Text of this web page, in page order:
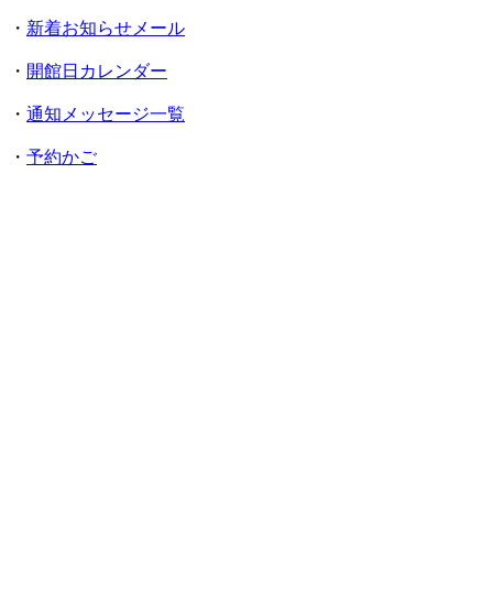
・ 新着お知らせメール
・ 開館日カレンダー
・ 通知メッセージ一覧
・ 予約かご